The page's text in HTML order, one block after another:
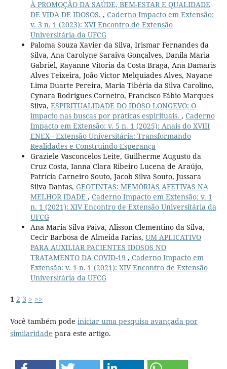
À PROMOÇÃO DA SAÚDE, BEM-ESTAR E QUALIDADE
DE VIDA DE IDOSOS. , Caderno Impacto em Extensão:
v. 3 n. 1 (2023): XVI Encontro de Extensão
Universitária da UFCG
Paloma Souza Xavier da Silva, Irismar Fernandes da
Silva, Ana Carolyne Saraiva Gonçalves, Danila Maria
Gabriel, Rayanne Vitoria da Costa Braga, Ana Damaris
Alves Teixeira, João Victor Melquiades Alves, Nayane
Lima Duarte Pereira, Maria Tibéria da Silva Carolino,
Cynara Rodrigues Carneiro, Francisco Fábio Marques
Silva, ESPIRITUALIDADE DO IDOSO LONGEVO: O
impacto nas buscas por práticas espirituais. , Caderno
Impacto em Extensão: v. 5 n. 1 (2025): Anais do XVIII
ENEX - Extensão Universitária: Transformando
Realidades e Construindo Esperança
Graziele Vasconcelos Leite, Guilherme Augusto da
Cruz Costa, Ianna Clara Ribeiro Lucena de Araújo,
Patrícia Carneiro Souto, Jacob Silva Souto, Jussara
Silva Dantas, GEOTINTAS: MEMÓRIAS AFETIVAS NA
MELHOR IDADE , Caderno Impacto em Extensão: v. 1
n. 1 (2021): XIV Encontro de Extensão Universitária da
UFCG
Ana Maria Silva Paiva, Alisson Clementino da Silva,
Cecir Barbosa de Almeida Farias, UM APLICATIVO
PARA AUXILIAR PACIENTES IDOSOS NO
TRATAMENTO DA COVID-19 , Caderno Impacto em
Extensão: v. 1 n. 1 (2021): XIV Encontro de Extensão
Universitária da UFCG
1 2 3 > >>
Você também pode iniciar uma pesquisa avançada por
similaridade para este artigo.